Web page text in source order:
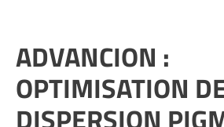
ADVANCION :
OPTIMISATION
DISPERSION